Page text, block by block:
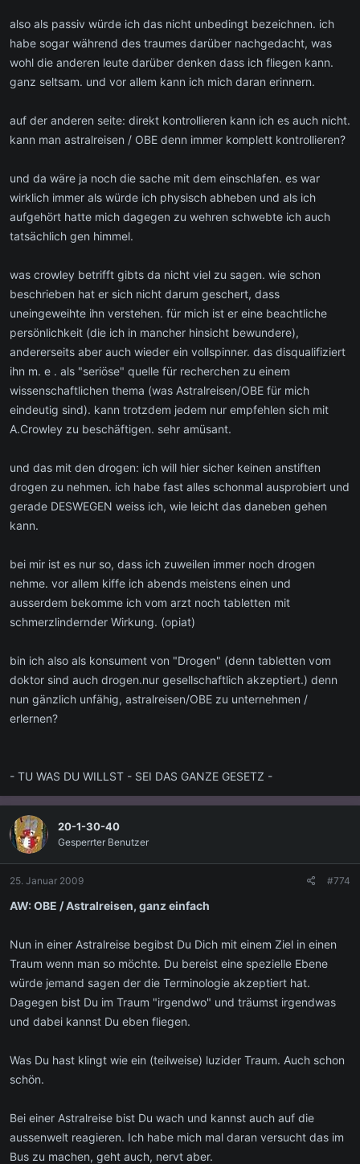
also als passiv würde ich das nicht unbedingt bezeichnen. ich
habe sogar während des traumes darüber nachgedacht, was
wohl die anderen leute darüber denken dass ich fliegen kann.
ganz seltsam. und vor allem kann ich mich daran erinnern.
auf der anderen seite: direkt kontrollieren kann ich es auch nicht.
kann man astralreisen / OBE denn immer komplett kontrollieren?
und da wäre ja noch die sache mit dem einschlafen. es war
wirklich immer als würde ich physisch abheben und als ich
aufgehört hatte mich dagegen zu wehren schwebte ich auch
tatsächlich gen himmel.
was crowley betrifft gibts da nicht viel zu sagen. wie schon
beschrieben hat er sich nicht darum geschert, dass
uneingeweihte ihn verstehen. für mich ist er eine beachtliche
persönlichkeit (die ich in mancher hinsicht bewundere),
andererseits aber auch wieder ein vollspinner. das disqualifiziert
ihn m. e . als "seriöse" quelle für recherchen zu einem
wissenschaftlichen thema (was Astralreisen/OBE für mich
eindeutig sind). kann trotzdem jedem nur empfehlen sich mit
A.Crowley zu beschäftigen. sehr amüsant.
und das mit den drogen: ich will hier sicher keinen anstiften
drogen zu nehmen. ich habe fast alles schonmal ausprobiert und
gerade DESWEGEN weiss ich, wie leicht das daneben gehen
kann.
bei mir ist es nur so, dass ich zuweilen immer noch drogen
nehme. vor allem kiffe ich abends meistens einen und
ausserdem bekomme ich vom arzt noch tabletten mit
schmerzlindernder Wirkung. (opiat)
bin ich also als konsument von "Drogen" (denn tabletten vom
doktor sind auch drogen.nur gesellschaftlich akzeptiert.) denn
nun gänzlich unfähig, astralreisen/OBE zu unternehmen /
erlernen?
- TU WAS DU WILLST - SEI DAS GANZE GESETZ -
20-1-30-40
Gesperrter Benutzer
25. Januar 2009 #774
AW: OBE / Astralreisen, ganz einfach
Nun in einer Astralreise begibst Du Dich mit einem Ziel in einen
Traum wenn man so möchte. Du bereist eine spezielle Ebene
würde jemand sagen der die Terminologie akzeptiert hat.
Dagegen bist Du im Traum "irgendwo" und träumst irgendwas
und dabei kannst Du eben fliegen.
Was Du hast klingt wie ein (teilweise) luzider Traum. Auch schon
schön.
Bei einer Astralreise bist Du wach und kannst auch auf die
aussenwelt reagieren. Ich habe mich mal daran versucht das im
Bus zu machen, geht auch, nervt aber.